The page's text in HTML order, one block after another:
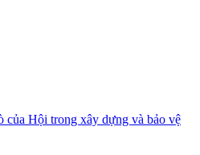
của Hội trong xây dựng và bảo vệ